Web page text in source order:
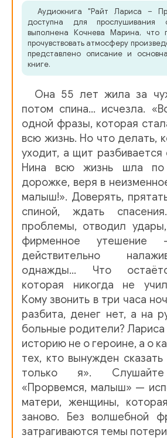
Аудиокнига "Райт Лариса –
доступна для прослушивания
выполнена Кочнева Марина, что
прочувствовать атмосферу
представлено описание и
книге.
Она 55 лет жила за
потом спина… исчезла.
одной фразы, которая
всю жизнь. Но что делать,
уходит, а щит разбивается
Нина всю жизнь шла по
дорожке, веря в
малыш!». Доверять,
спиной, ждать
проблемы, отводил
фирменное
действительно
однажды... Что
которая никогда не
Кому звонить в три часа
разбита, денег нет, а на
больные родители? Лариса
историю не о героине, а о
тех, кто вынужден
только я». Слушайте
«Прорвемся, малыш» —
матери, женщины,
заново. Без волшебной
затрагиваются темы